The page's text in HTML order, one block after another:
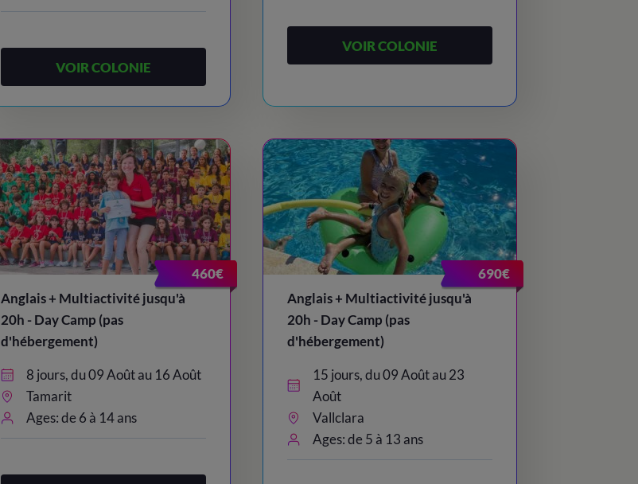
VOIR COLONIE
VOIR COLONIE
460€
Anglais + Multiactivité jusqu'à
20h - Day Camp (pas
d'hébergement)
8 jours, du 09 Août au 16 Août
Tamarit
Ages: de 6 à 14 ans
690€
Anglais + Multiactivité jusqu'à
20h - Day Camp (pas
d'hébergement)
15 jours, du 09 Août au 23
Août
Vallclara
Ages: de 5 à 13 ans